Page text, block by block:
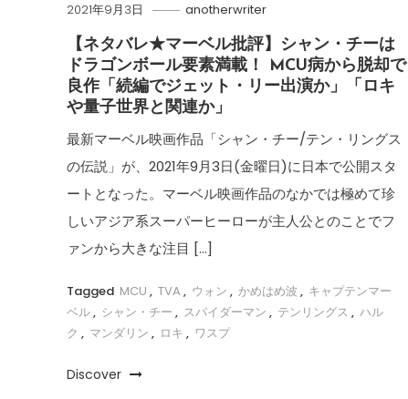
2021年9月3日 anotherwriter
【ネタバレ★マーベル批評】シャン・チーは
ドラゴンボール要素満載！ MCU病から脱却で
良作「続編でジェット・リー出演か」「ロキ
や量子世界と関連か」
最新マーベル映画作品「シャン・チー/テン・リングス
の伝説」が、2021年9月3日(金曜日)に日本で公開スタ
ートとなった。マーベル映画作品のなかでは極めて珍
しいアジア系スーパーヒーローが主人公とのことでフ
ァンから大きな注目 […]
Tagged MCU , TVA , ウォン , かめはめ波 , キャプテンマー
ベル, シャン・チー , スパイダーマン , テンリングス , ハル
ク , マンダリン , ロキ , ワスプ
Discover